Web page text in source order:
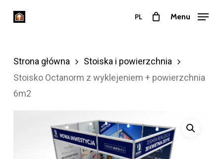
PL Menu
Strona główna
Stoiska i powierzchnia
Stoisko Octanorm z wyklejeniem + powierzchnia
6m2